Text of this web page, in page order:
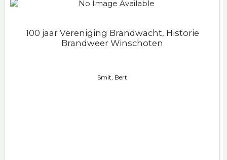
100 jaar Vereniging Brandwacht, Historie
Brandweer Winschoten
Smit, Bert